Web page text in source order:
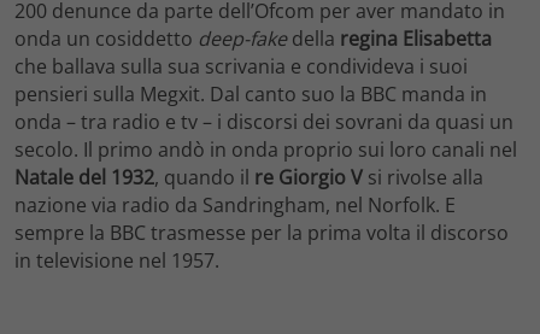
200 denunce da parte dell’Ofcom per aver mandato in
onda un cosiddetto deep-fakedella regina Elisabetta
che ballava sulla sua scrivania e condivideva i suoi
pensieri sulla Megxit. Dal canto suo la BBC manda in
onda – tra radio e tv – i discorsi dei sovrani da quasi un
secolo. Il primo andò in onda proprio sui loro canali nel
Natale del 1932, quando il re Giorgio V si rivolse alla
nazione via radio da Sandringham, nel Norfolk. E
sempre la BBC trasmesse per la prima volta il discorso
in televisione nel 1957.